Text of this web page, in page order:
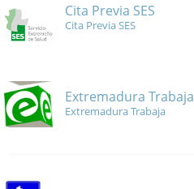
Cita Previa SES
Cita Previa SES
Extremadura Trabaja
Extremadura Trabaja